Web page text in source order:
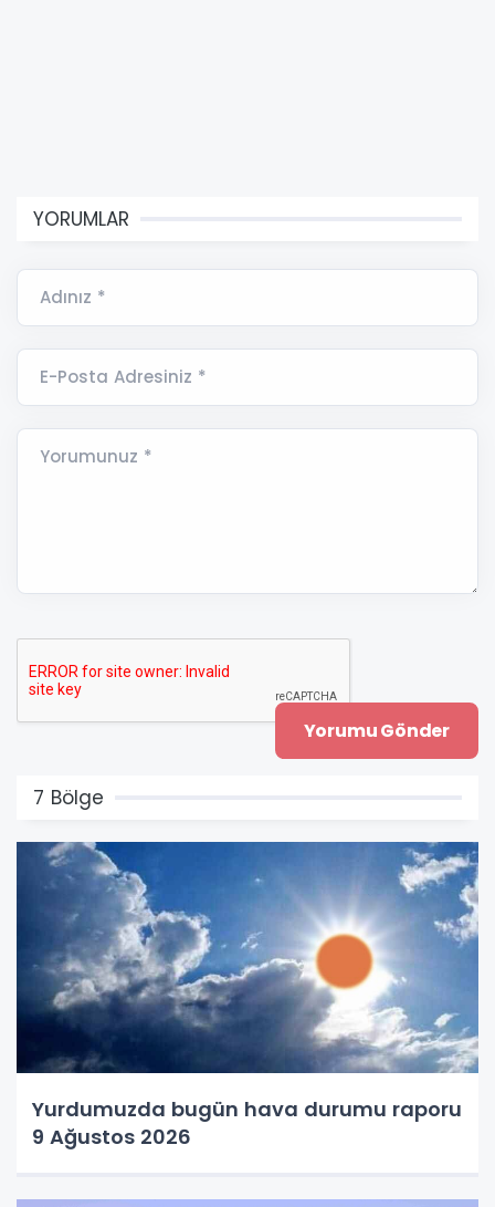
YORUMLAR
Adınız *
E-Posta Adresiniz *
Yorumunuz *
7 Bölge
Yurdumuzda bugün hava durumu raporu
9 Ağustos 2026